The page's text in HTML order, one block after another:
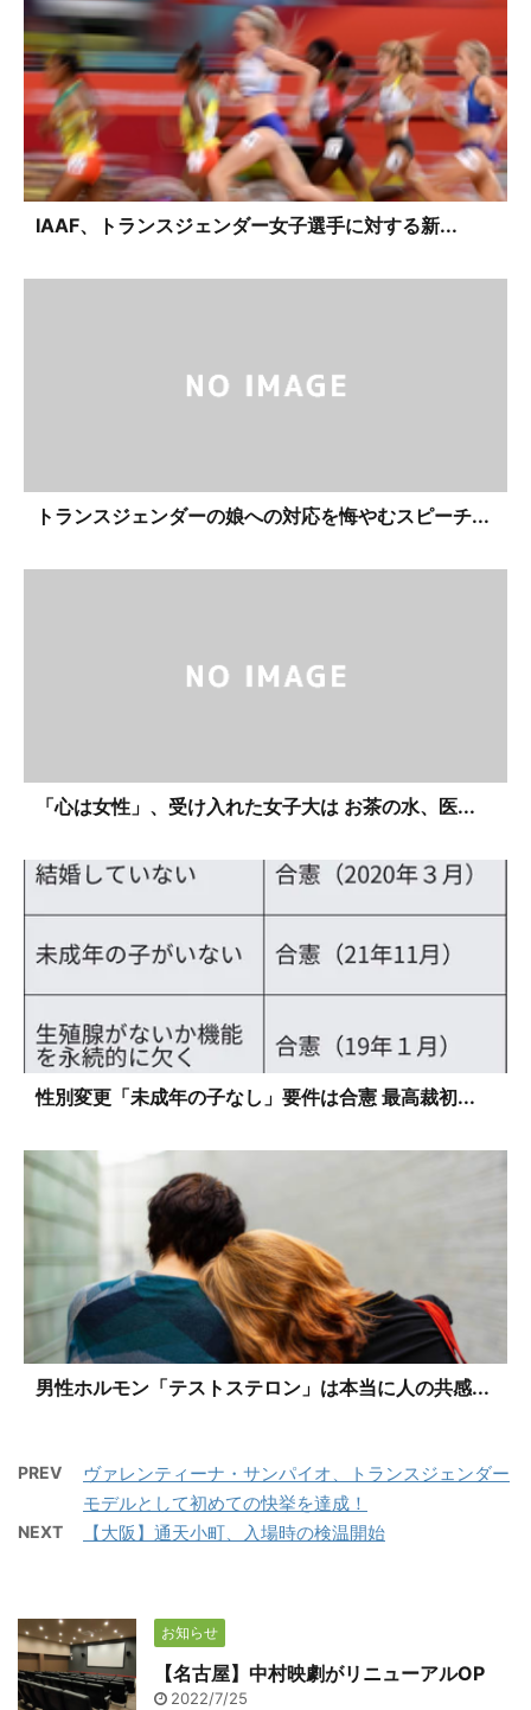
IAAF、トランスジェンダー女子選手に対する新...
トランスジェンダーの娘への対応を悔やむスピーチ...
「心は女性」、受け入れた女子大は お茶の水、医...
性別変更「未成年の子なし」要件は合憲 最高裁初...
男性ホルモン「テストステロン」は本当に人の共感...
PREV
ヴァレンティーナ・サンパイオ、トランスジェンダー
モデルとして初めての快挙を達成！
NEXT 【大阪】通天小町、入場時の検温開始
お知らせ
【名古屋】中村映劇がリニューアルOP
2022/7/25